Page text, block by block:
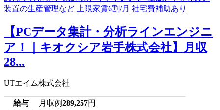
【PCデータ集計・分析ラインエンジニ
ア！｜キオクシア岩手株式会社】月収
28...
UTエイム株式会社
給与 月収例289,257円